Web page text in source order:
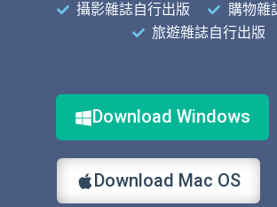
攝影雜誌自行出版
購物雜
旅遊雜誌自行出版
Download Windows
Download Mac OS